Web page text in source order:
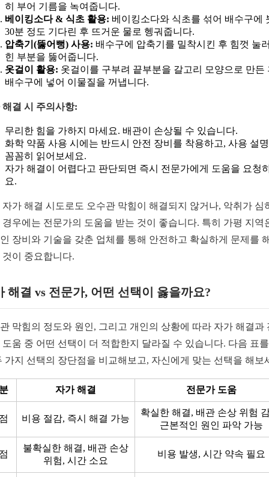
히 부어 기름을 녹여줍니다.
베이킹소다 & 식초 활용: 베이킹소다와 식초를 섞어 배수구에
30분 정도 기다린 후 뜨거운 물로 헹궈줍니다.
압축기(뚫어뻥) 사용: 배수구에 압축기를 밀착시킨 후 힘껏 눌
힌 부분을 뚫어줍니다.
옷걸이 활용: 옷걸이를 구부려 끝부분을 갈고리 모양으로 만든
배수구에 넣어 이물질을 꺼냅니다.
해결 시 주의사항:
무리한 힘을 가하지 마세요. 배관이 손상될 수 있습니다.
화학 약품 사용 시에는 반드시 안전 장비를 착용하고, 사용 설
꼼꼼히 읽어보세요.
자가 해결이 어렵다고 판단되면 즉시 전문가에게 도움을 요청
요.
자가 해결 시도로도 오수관 막힘이 해결되지 않거나, 악취가 심
경우에는 전문가의 도움을 받는 것이 좋습니다. 특히 가평 지역
장비와 기술을 갖춘 업체를 통해 안전하고 확실하게 문제를
것이 중요합니다.
해결 vs 전문가, 어떤 선택이 옳을까요?
막힘의 정도와 원인, 그리고 개인의 상황에 따라 자가 해결과
도움 중 어떤 선택이 더 적합한지 달라질 수 있습니다. 다음 표
가지 선택의 장단점을 비교해보고, 자신에게 맞는 선택을 해보
자가 해결 전문가 도움
비용 절감, 즉시 해결 가능
확실한 해결, 배관 손상 위험
근본적인 원인 파악 가능
불확실한 해결, 배관 손상
위험, 시간 소요
비용 발생, 시간 약속 필요